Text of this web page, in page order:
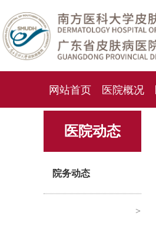
网站首页 医院概况
化妆品检测中心
医院动态
院务动态
>